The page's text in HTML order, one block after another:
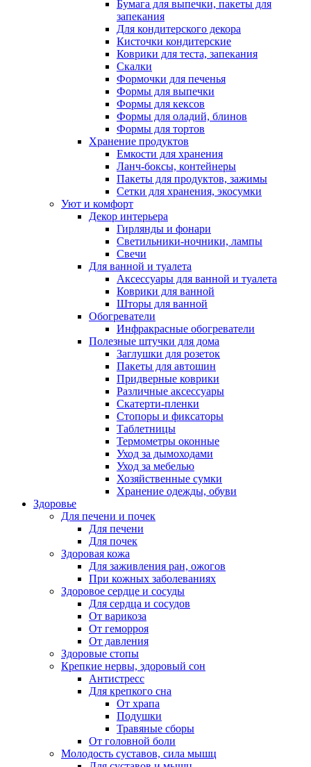
Бумага для выпечки, пакеты для
запекания
Для кондитерского декора
Кисточки кондитерские
Коврики для теста, запекания
Скалки
Формочки для печенья
Формы для выпечки
Формы для кексов
Формы для оладий, блинов
Формы для тортов
Хранение продуктов
Емкости для хранения
Ланч-боксы, контейнеры
Пакеты для продуктов, зажимы
Сетки для хранения, экосумки
Уют и комфорт
Декор интерьера
Гирлянды и фонари
Светильники-ночники, лампы
Свечи
Для ванной и туалета
Аксессуары для ванной и туалета
Коврики для ванной
Шторы для ванной
Обогреватели
Инфракрасные обогреватели
Полезные штучки для дома
Заглушки для розеток
Пакеты для автошин
Придверные коврики
Различные аксессуары
Скатерти-пленки
Стопоры и фиксаторы
Таблетницы
Термометры оконные
Уход за дымоходами
Уход за мебелью
Хозяйственные сумки
Хранение одежды, обуви
Здоровье
Для печени и почек
Для печени
Для почек
Здоровая кожа
Для заживления ран, ожогов
При кожных заболеваниях
Здоровое сердце и сосуды
Для сердца и сосудов
От варикоза
От геморроя
От давления
Здоровые стопы
Крепкие нервы, здоровый сон
Антистресс
Для крепкого сна
От храпа
Подушки
Травяные сборы
От головной боли
Молодость суставов, сила мышц